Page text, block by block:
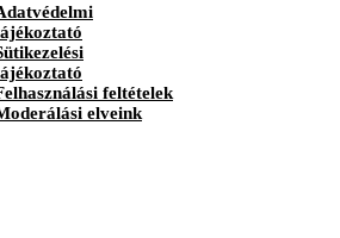
feltételek
elveink